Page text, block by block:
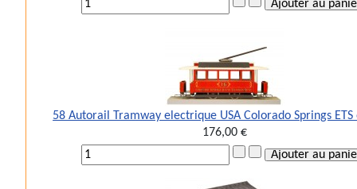
58 Autorail Tramway electrique USA Colorado Springs ETS
176,00 €